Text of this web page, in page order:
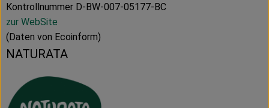
Kontrollnummer D-BW-007-05177-BC
zur WebSite
(Daten von Ecoinform)
NATURATA